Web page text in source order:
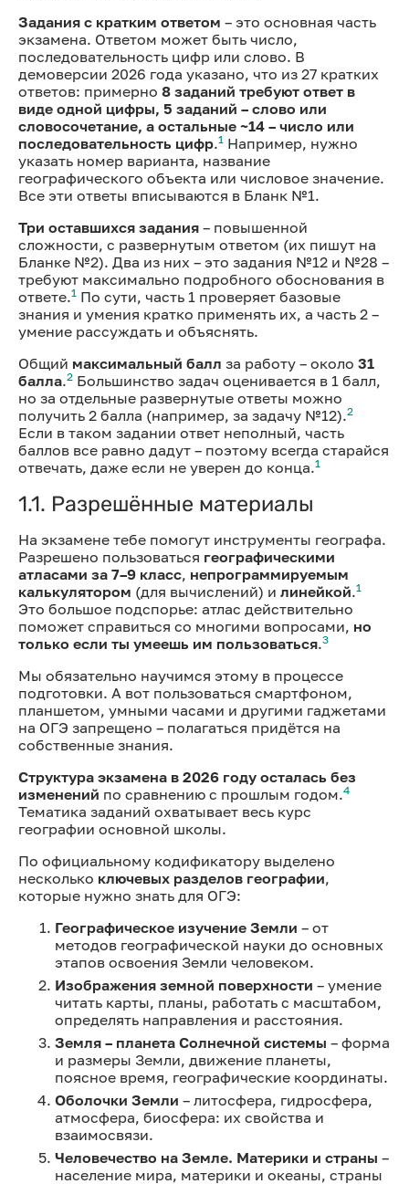
Задания с кратким ответом – это основная часть
экзамена. Ответом может быть число,
последовательность цифр или слово. В
демоверсии 2026 года указано, что из 27 кратких
ответов: примерно 8 заданий требуют ответ в
виде одной цифры, 5 заданий – слово или
словосочетание, а остальные ~14 – число или
последовательность цифр.1 Например, нужно
указать номер варианта, название
географического объекта или числовое значение.
Все эти ответы вписываются в Бланк №1.
Три оставшихся задания – повышенной
сложности, с развернутым ответом (их пишут на
Бланке №2). Два из них – это задания №12 и №28 –
требуют максимально подробного обоснования в
ответе.1 По сути, часть 1 проверяет базовые
знания и умения кратко применять их, а часть 2 –
умение рассуждать и объяснять.
Общий максимальный балл за работу – около 31
балла.2 Большинство задач оценивается в 1 балл,
но за отдельные развернутые ответы можно
получить 2 балла (например, за задачу №12).2
Если в таком задании ответ неполный, часть
баллов все равно дадут – поэтому всегда старайся
отвечать, даже если не уверен до конца.1
1.1. Разрешённые материалы
На экзамене тебе помогут инструменты географа.
Разрешено пользоваться географическими
атласами за 7–9 класс, непрограммируемым
калькулятором (для вычислений) и линейкой.1
Это большое подспорье: атлас действительно
поможет справиться со многими вопросами, но
только если ты умеешь им пользоваться.3
Мы обязательно научимся этому в процессе
подготовки. А вот пользоваться смартфоном,
планшетом, умными часами и другими гаджетами
на ОГЭ запрещено – полагаться придётся на
собственные знания.
Структура экзамена в 2026 году осталась без
изменений по сравнению с прошлым годом.4
Тематика заданий охватывает весь курс
географии основной школы.
По официальному кодификатору выделено
несколько ключевых разделов географии,
которые нужно знать для ОГЭ:
Географическое изучение Земли – от
методов географической науки до основных
этапов освоения Земли человеком.
Изображения земной поверхности – умение
читать карты, планы, работать с масштабом,
определять направления и расстояния.
Земля – планета Солнечной системы – форма
и размеры Земли, движение планеты,
поясное время, географические координаты.
Оболочки Земли – литосфера, гидросфера,
атмосфера, биосфера: их свойства и
взаимосвязи.
Человечество на Земле. Материки и страны –
население мира, материки и океаны, страны